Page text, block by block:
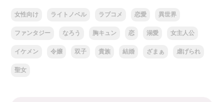
女性向け ライトノベル ラブコメ 恋愛 異世界
ファンタジー なろう 胸キュン 恋 溺愛 女主人公
イケメン 令嬢 双子 貴族 結婚 ざまぁ 虐げられ
聖女